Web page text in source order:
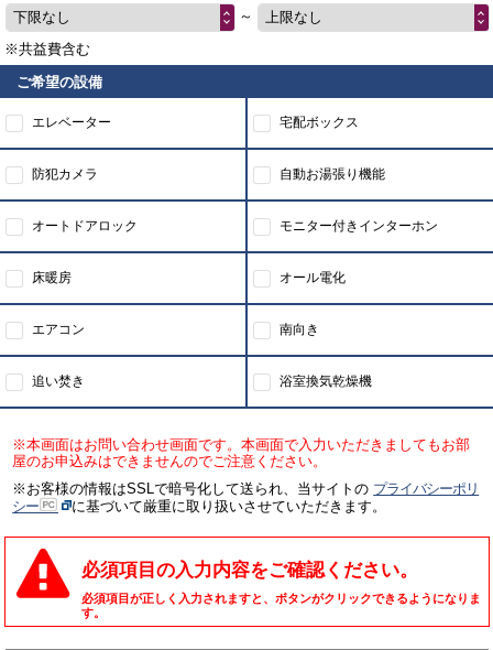
下限なし ～
上限なし
※共益費含む
ご希望の設備
エレベーター 宅配ボックス
防犯カメラ 自動お湯張り機能
オートドアロック モニター付きインターホン
床暖房 オール電化
エアコン 南向き
追い焚き 浴室換気乾燥機
※本画面はお問い合わせ画面です。本画面で入力いただきましてもお部
屋のお申込みはできませんのでご注意ください。
※お客様の情報はSSLで暗号化して送られ、当サイトの プライバシーポリ
シー
に基づいて厳重に取り扱いさせていただきます。
必須項目の入力内容をご確認ください。
必須項目が正しく入力されますと、ボタンがクリックできるようになりま
す。